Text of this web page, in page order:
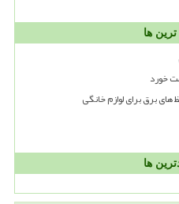
ها
های برق برای لوازم خانگی
ها